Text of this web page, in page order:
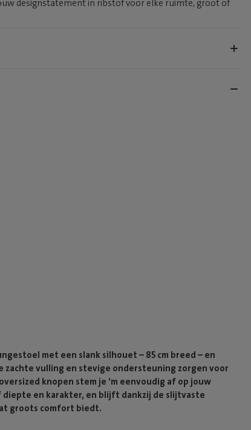
designstatement in ribstof voor elke ruimte, groot of
met een slank silhouet – 85 cm breed – en
vulling en stevige ondersteuning zorgen voor
knopen stem je ’m eenvoudig af op jouw
en karakter, en blijft dankzij de slijtvaste
groots comfort biedt.